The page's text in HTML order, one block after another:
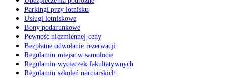
Parkingi przy lotnisku
Usługi lotniskowe
Bony podarunkowe
Pewność niezmiennej ceny
Bezpłatne odwołanie rezerwacji
Regulamin miejsc w samolocie
Regulamin wycieczek fakultatywnych
Regulamin szkoleń narciarskich